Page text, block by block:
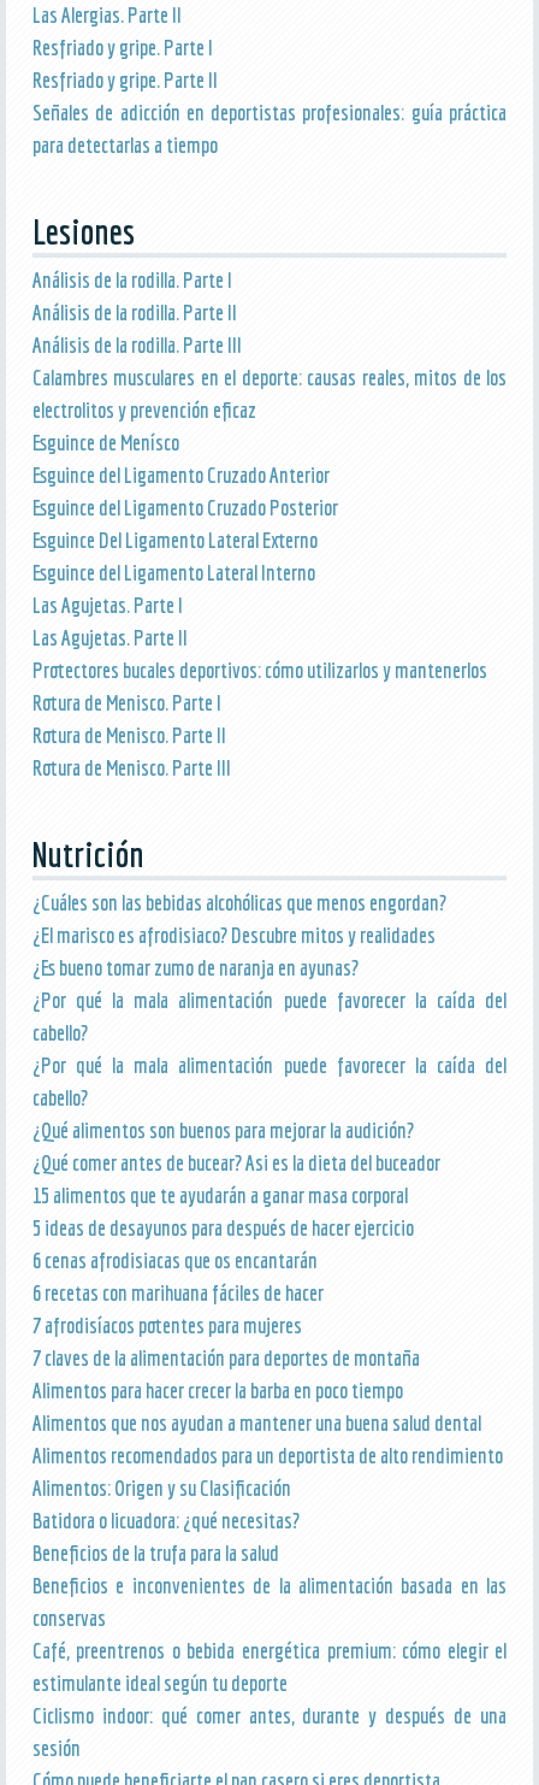
Las Alergias. Parte II
Resfriado y gripe. Parte I
Resfriado y gripe. Parte II
Señales de adicción en deportistas profesionales: guía práctica
para detectarlas a tiempo
Lesiones
Análisis de la rodilla. Parte I
Análisis de la rodilla. Parte II
Análisis de la rodilla. Parte III
Calambres musculares en el deporte: causas reales, mitos de los
electrolitos y prevención eficaz
Esguince de Menísco
Esguince del Ligamento Cruzado Anterior
Esguince del Ligamento Cruzado Posterior
Esguince Del Ligamento Lateral Externo
Esguince del Ligamento Lateral Interno
Las Agujetas. Parte I
Las Agujetas. Parte II
Protectores bucales deportivos: cómo utilizarlos y mantenerlos
Rotura de Menisco. Parte I
Rotura de Menisco. Parte II
Rotura de Menisco. Parte III
Nutrición
¿Cuáles son las bebidas alcohólicas que menos engordan?
¿El marisco es afrodisiaco? Descubre mitos y realidades
¿Es bueno tomar zumo de naranja en ayunas?
¿Por qué la mala alimentación puede favorecer la caída del
cabello?
¿Por qué la mala alimentación puede favorecer la caída del
cabello?
¿Qué alimentos son buenos para mejorar la audición?
¿Qué comer antes de bucear? Asi es la dieta del buceador
15 alimentos que te ayudarán a ganar masa corporal
5 ideas de desayunos para después de hacer ejercicio
6 cenas afrodisiacas que os encantarán
6 recetas con marihuana fáciles de hacer
7 afrodisíacos potentes para mujeres
7 claves de la alimentación para deportes de montaña
Alimentos para hacer crecer la barba en poco tiempo
Alimentos que nos ayudan a mantener una buena salud dental
Alimentos recomendados para un deportista de alto rendimiento
Alimentos: Origen y su Clasificación
Batidora o licuadora: ¿qué necesitas?
Beneficios de la trufa para la salud
Beneficios e inconvenientes de la alimentación basada en las
conservas
Café, preentrenos o bebida energética premium: cómo elegir el
estimulante ideal según tu deporte
Ciclismo indoor: qué comer antes, durante y después de una
sesión